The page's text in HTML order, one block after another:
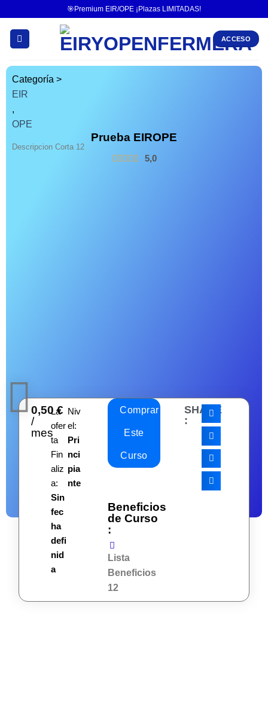
🎯Premium EIR/OPE ¡Plazas LIMITADAS!
ACCESO
Categoría >
EIR
,
OPE
Prueba EIROPE
Descripcion Corta 12
5,0
0,50€
/
mes
La
ofer
ta
Fin
aliz
a:
Sin
fec
ha
defi
nid
a
Niv
el:
Pri
nci
pia
nte
Comprar
Este
Curso
Beneficios
de Curso
:
Lista
Beneficios
12
SHARE
: